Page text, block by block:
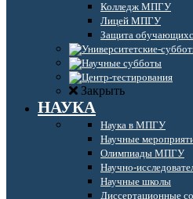
Колледж МПГУ
Лицей МПГУ
Защита
Закрыть
НАУКА
Наука в МПГУ
Научные
Олимпиады МПГУ
Научно-
Научные школы
Диссертационные